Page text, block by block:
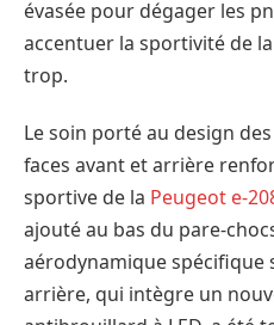
évasée pour dégager les
accentuer la sportivité de
trop.
Le soin porté au design
faces avant et arrière
sportive de la Peugeot e-
ajouté au bas du pare-
aérodynamique spécifique
arrière, qui intègre un